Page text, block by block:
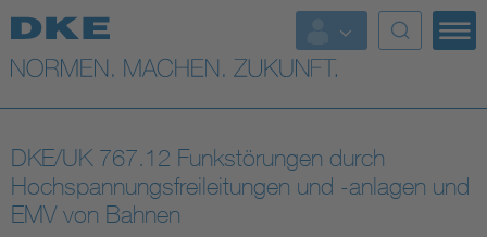
Top-Themen
VDE Fokusthemen
Digital Security
DKE/UK 767.12 Funkstörungen durch
Hochspannungsfreileitungen und -anlagen und
EMV von Bahnen